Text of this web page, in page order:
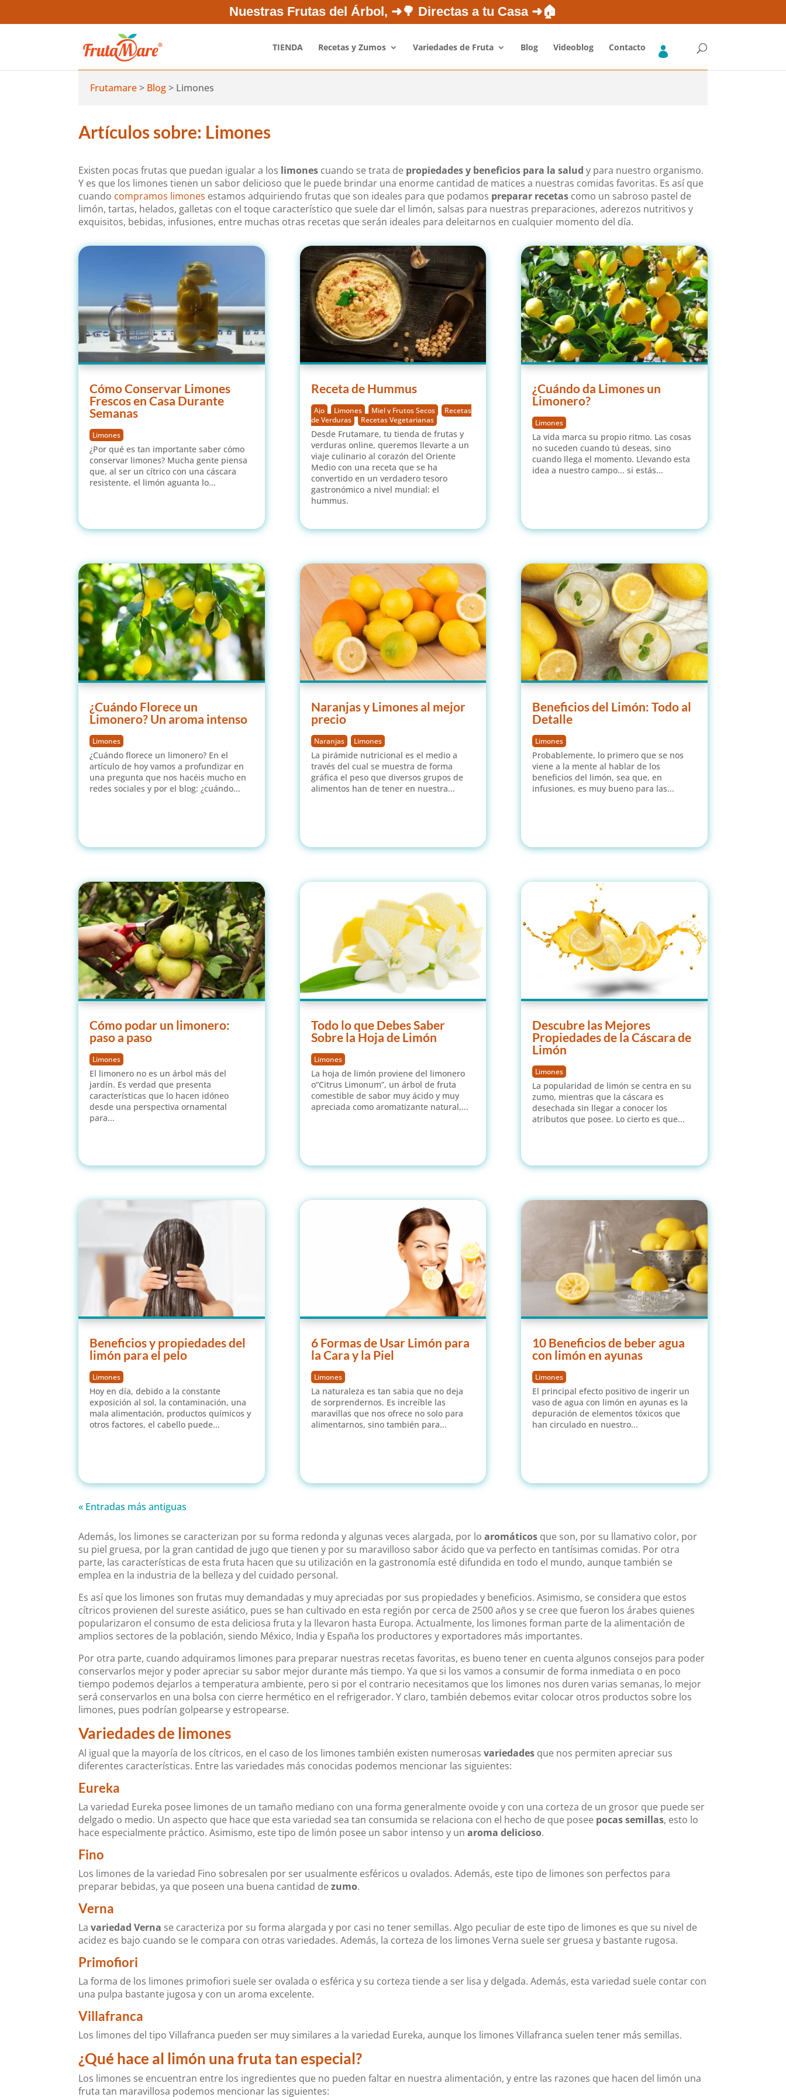
Nuestras Frutas del Árbol, ➜🌳 Directas a tu Casa ➜🏠
¿Quiénes Somos? Novedades Newsletter Opiniones Blog
TIENDA Recetas y Zumos Variedades de Fruta Blog Videoblog Contacto
Frutamare> Blog> Limones
Artículos sobre: Limones
Existen pocas frutas que puedan igualar a los limones cuando se trata de propiedades y beneficios para la salud y para nuestro organismo.
Y es que los limones tienen un sabor delicioso que le puede brindar una enorme cantidad de matices a nuestras comidas favoritas. Es así que
cuando compramos limones estamos adquiriendo frutas que son ideales para que podamos preparar recetas como un sabroso pastel de
limón, tartas, helados, galletas con el toque característico que suele dar el limón, salsas para nuestras preparaciones, aderezos nutritivos y
exquisitos, bebidas, infusiones, entre muchas otras recetas que serán ideales para deleitarnos en cualquier momento del día.
Cómo Conservar Limones
Frescos en Casa Durante
Semanas
Limones
¿Por qué es tan importante saber cómo
conservar limones? Mucha gente piensa
que, al ser un cítrico con una cáscara
resistente, el limón aguanta lo...
¿Cuándo Florece un
Limonero? Un aroma intenso
Limones
¿Cuándo florece un limonero? En el
artículo de hoy vamos a profundizar en
una pregunta que nos hacéis mucho en
redes sociales y por el blog: ¿cuándo...
Cómo podar un limonero:
paso a paso
Limones
El limonero no es un árbol más del
jardín. Es verdad que presenta
características que lo hacen idóneo
desde una perspectiva ornamental
para...
Beneficios y propiedades del
limón para el pelo
Limones
Hoy en día, debido a la constante
exposición al sol, la contaminación, una
mala alimentación, productos químicos y
otros factores, el cabello puede...
Receta de Hummus
Ajo Limones Miel y Frutos Secos
Recetas
de Verduras , Recetas Vegetarianas
Desde Frutamare, tu tienda de frutas y
verduras online, queremos llevarte a un
viaje culinario al corazón del Oriente
Medio con una receta que se ha
convertido en un verdadero tesoro
gastronómico a nivel mundial: el
hummus.
Naranjas y Limones al mejor
precio
Naranjas Limones
La pirámide nutricional es el medio a
través del cual se muestra de forma
gráfica el peso que diversos grupos de
alimentos han de tener en nuestra...
Todo lo que Debes Saber
Sobre la Hoja de Limón
Limones
La hoja de limón proviene del limonero
o“Citrus Limonum”, un árbol de fruta
comestible de sabor muy ácido y muy
apreciada como aromatizante natural,...
6 Formas de Usar Limón para
la Cara y la Piel
Limones
La naturaleza es tan sabia que no deja
de sorprendernos. Es increíble las
maravillas que nos ofrece no solo para
alimentarnos, sino también para...
¿Cuándo da Limones un
Limonero?
Limones
La vida marca su propio ritmo. Las cosas
no suceden cuando tú deseas, sino
cuando llega el momento. Llevando esta
idea a nuestro campo... si estás...
Beneficios del Limón: Todo al
Detalle
Limones
Probablemente, lo primero que se nos
viene a la mente al hablar de los
beneficios del limón, sea que, en
infusiones, es muy bueno para las...
Descubre las Mejores
Propiedades de la Cáscara de
Limón
Limones
La popularidad de limón se centra en su
zumo, mientras que la cáscara es
desechada sin llegar a conocer los
atributos que posee. Lo cierto es que...
10 Beneficios de beber agua
con limón en ayunas
Limones
El principal efecto positivo de ingerir un
vaso de agua con limón en ayunas es la
depuración de elementos tóxicos que
han circulado en nuestro...
« Entradas más antiguas
Además, los limones se caracterizan por su forma redonda y algunas veces alargada, por loaromáticos que son, por su llamativo color, por
su piel gruesa, por la gran cantidad de jugo que tienen y por su maravilloso sabor ácido que va perfecto en tantísimas comidas. Por otra
parte, las características de esta fruta hacen que su utilización en la gastronomía esté difundida en todo el mundo, aunque también se
emplea en la industria de la belleza y del cuidado personal.
Es así que los limones son frutas muy demandadas y muy apreciadas por sus propiedades y beneficios. Asimismo, se considera que estos
cítricos provienen del sureste asiático, pues se han cultivado en esta región por cerca de 2500 años y se cree que fueron los árabes quienes
popularizaron el consumo de esta deliciosa fruta y la llevaron hasta Europa. Actualmente, los limones forman parte de la alimentación de
amplios sectores de la población, siendo México, India y España los productores y exportadores más importantes.
Por otra parte, cuando adquiramos limones para preparar nuestras recetas favoritas, es bueno tener en cuenta algunos consejos para poder
conservarlos mejor y poder apreciar su sabor mejor durante más tiempo. Ya que si los vamos a consumir de forma inmediata o en poco
tiempo podemos dejarlos a temperatura ambiente, pero si por el contrario necesitamos que los limones nos duren varias semanas, lo mejor
será conservarlos en una bolsa con cierre hermético en el refrigerador. Y claro, también debemos evitar colocar otros productos sobre los
limones, pues podrían golpearse y estropearse.
Variedades de limones
Al igual que la mayoría de los cítricos, en el caso de los limones también existen numerosasvariedades que nos permiten apreciar sus
diferentes características. Entre las variedades más conocidas podemos mencionar las siguientes:
Eureka
La variedad Eureka posee limones de un tamaño mediano con una forma generalmente ovoide y con una corteza de un grosor que puede ser
delgado o medio. Un aspecto que hace que esta variedad sea tan consumida se relaciona con el hecho de que posee pocas semillas, esto lo
hace especialmente práctico. Asimismo, este tipo de limón posee un sabor intenso y unaroma delicioso.
Fino
Los limones de la variedad Fino sobresalen por ser usualmente esféricos u ovalados. Además, este tipo de limones son perfectos para
preparar bebidas, ya que poseen una buena cantidad dezumo.
Verna
Lavariedad Verna se caracteriza por su forma alargada y por casi no tener semillas. Algo peculiar de este tipo de limones es que su nivel de
acidez es bajo cuando se le compara con otras variedades. Además, la corteza de los limones Verna suele ser gruesa y bastante rugosa.
Primofiori
La forma de los limones primofiori suele ser ovalada o esférica y su corteza tiende a ser lisa y delgada. Además, esta variedad suele contar con
una pulpa bastante jugosa y con un aroma excelente.
Villafranca
Los limones del tipo Villafranca pueden ser muy similares a la variedad Eureka, aunque los limones Villafranca suelen tener más semillas.
¿Qué hace al limón una fruta tan especial?
Los limones se encuentran entre los ingredientes que no pueden faltar en nuestra alimentación, y entre las razones que hacen del limón una
fruta tan maravillosa podemos mencionar las siguientes: